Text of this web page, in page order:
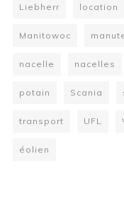
Liebherr location
Manitowoc
nacelle nacelles
potain Scania
transport UFL
éolien